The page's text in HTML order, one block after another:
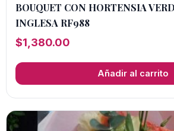
BOUQUET CON HORTENSIA
INGLESA RF988
$1,380.00
Añadir al carrito